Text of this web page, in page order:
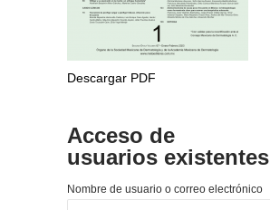
Descargar PDF
Acceso de
usuarios existentes
Nombre de usuario o correo electrónico